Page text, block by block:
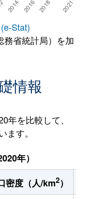
Stat)
務省統計局）を加
情報
年を比較して、
す。
年）
密度（人/km2）